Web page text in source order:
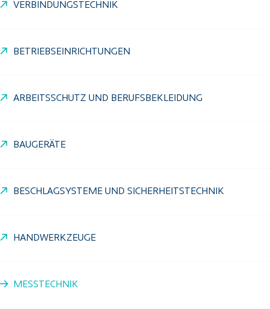
VERBINDUNGSTECHNIK
BETRIEBSEINRICHTUNGEN
ARBEITSSCHUTZ UND BERUFSBEKLEIDUNG
BAUGERÄTE
BESCHLAGSYSTEME UND SICHERHEITSTECHNIK
HANDWERKZEUGE
MESSTECHNIK